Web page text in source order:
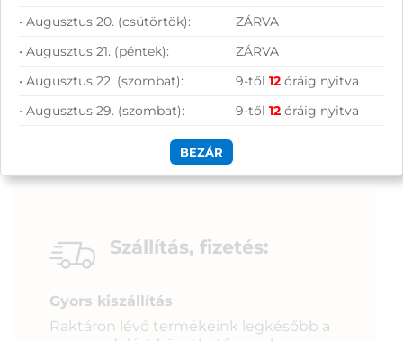
Szolgáltatásaink vállalkozásoknak
Szállítás, fizetés:
Gyors kiszállítás
Raktáron lévő termékeink legkésőbb a
• Augusztus 20. (csütörtök):
ZÁRVA
• Augusztus 21. (péntek):
ZÁRVA
• Augusztus 22. (szombat):
9-től12 óráig nyitva
• Augusztus 29. (szombat):
9-től12 óráig nyitva
BEZÁR